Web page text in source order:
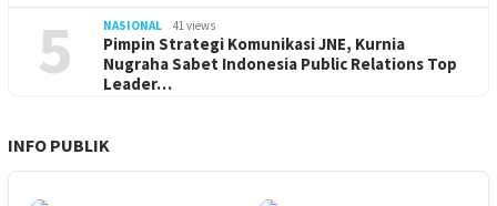
5 NASIONAL 41 views
Pimpin Strategi Komunikasi JNE, Kurnia
Nugraha Sabet Indonesia Public Relations Top
Leader…
INFO PUBLIK